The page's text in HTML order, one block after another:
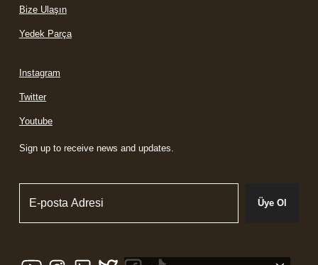
Bize Ulaşın
Yedek Parça
Instagram
Twitter
Youtube
Sign up to receive news and updates.
Üye Ol